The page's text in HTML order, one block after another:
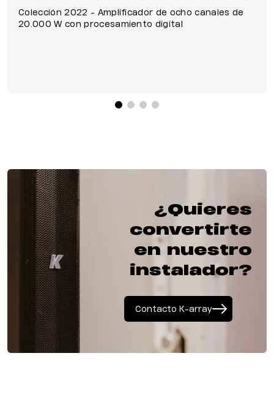
Colección 2022 - Amplificador de ocho canales de
20.000 W con procesamiento digital
¿Quieres
convertirte
en nuestro
instalador?
Contacto K-array